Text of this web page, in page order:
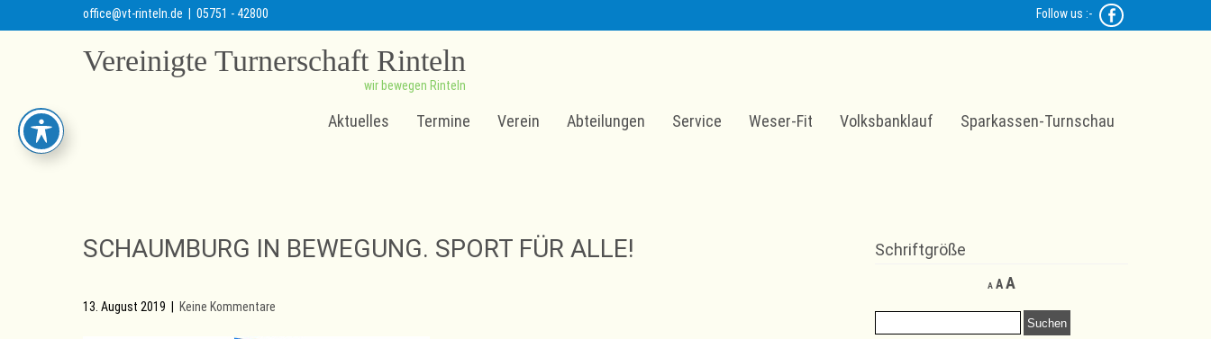
office@vt-rinteln.de | 05751 - 42800 Follow us :-
Vereinigte Turnerschaft Rinteln
wir bewegen Rinteln
Aktuelles Termine Verein Abteilungen Service Weser-Fit Volksbanklauf Sparkassen-Turnschau
SCHAUMBURG IN BEWEGUNG. SPORT FÜR ALLE!
13. August 2019 Keine Kommentare
Schriftgröße
A
Decrease
font
A Reset
size.
A
size.
Suchen
nach: